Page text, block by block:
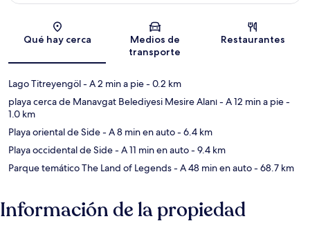
Sección del mapa
Qué hay cerca
Medios de
transporte
Restaurantes
Lago Titreyengöl- A 2 min a pie- 0.2 km
playa cerca de Manavgat Belediyesi Mesire Alanı- A 12 min a pie-
1.0 km
Playa oriental de Side- A 8 min en auto- 6.4 km
Playa occidental de Side- A 11 min en auto- 9.4 km
Parque temático The Land of Legends- A 48 min en auto- 68.7 km
Información de la propiedad